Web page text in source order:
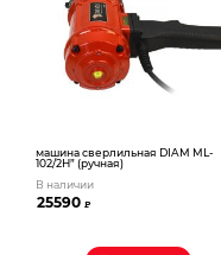
машина сверлильная DIAM ML-
102/2Н” (ручная)
В наличии
25590₽